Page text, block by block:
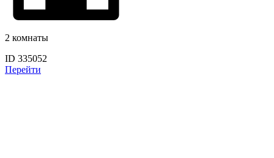
2 комнаты
ID 335052
Перейти